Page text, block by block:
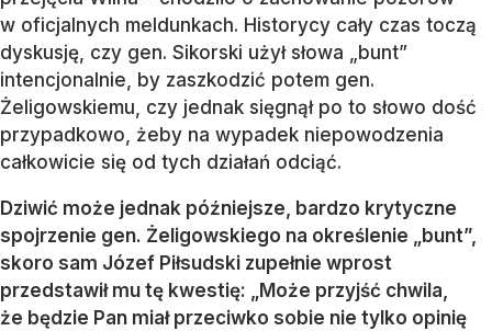
w oficjalnych meldunkach. Historycy cały czas toczą
dyskusję, czy gen. Sikorski użył słowa „bunt”
intencjonalnie, by zaszkodzić potem gen.
Żeligowskiemu, czy jednak sięgnął po to słowo dość
przypadkowo, żeby na wypadek niepowodzenia
całkowicie się od tych działań odciąć.
Dziwić może jednak późniejsze, bardzo krytyczne
spojrzenie gen. Żeligowskiego na określenie „bunt”,
skoro sam Józef Piłsudski zupełnie wprost
przedstawił mu tę kwestię: „Może przyjść chwila,
że będzie Pan miał przeciwko sobie nie tylko opinię